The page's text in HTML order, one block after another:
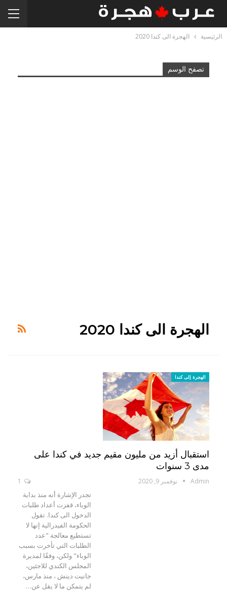
الرئيسية الهجرة الى كندا 2020
تصفح الوسم
الهجرة الى كندا 2020
الهجرة إلى كندا
استقبال أزيد من مليون مقيم جديد في كندا على
مدى 3 سنوات
Admin نوفمبر 9, 2020
تجدر الإشارة أنه منذ بداية
الوباء، قفزت أعداد طلبات
الدخول الى كندا. تقول
الحكومة الفيدرالية إنها لا
تستطيع معالجة "عدد
الطلبات التي تأخرت بسبب
الوباء" ولكن، وفقًا لمديرة
المجلس الكندي للاجئين،
جانيت دينش ، منذ مارس،
لم يتمكن ما لا يقل عن…